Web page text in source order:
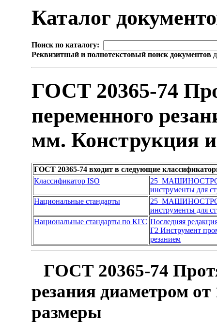
Каталог
Поиск по каталогу:
Реквизитный и полнотекстовый поиск документов
ГОСТ 20365-74
переменного
мм. Конструкция
ГОСТ 20365-74 входит в следующие
Классификатор ISO
25
инструменты для
Национальные стандарты
25
инструменты для
Национальные стандарты по КГС Последняя
Г2 Инструмент
резанием
ГОСТ 20365-74
резания диаметром
размеры